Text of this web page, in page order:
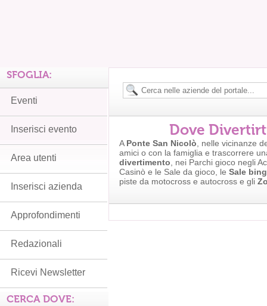
Dove
A Ponte San Nicolò , nelle vicinanze
amici o con la famiglia e trascorrere
divertimento , nei Parchi gioco negli
Casinò e le Sale da gioco, le Sale
piste da motocross e autocross e gli
SFOGLIA:
Eventi
Inserisci evento
Area utenti
Inserisci azienda
Approfondimenti
Redazionali
Ricevi Newsletter
CERCA DOVE: